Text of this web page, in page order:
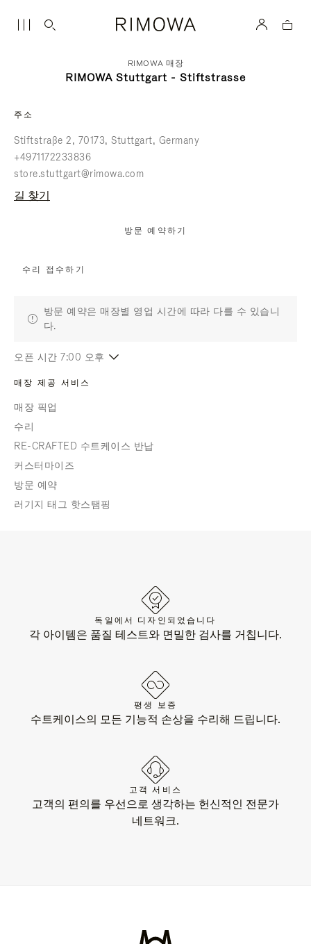
RIMOWA Stuttgart - Stiftstrasse
RIMOWA 매장
주소
Stiftstraße 2 70173 Stuttgart Germany
+4971172233836
store.stuttgart@rimowa.com
길 찾기
방문 예약하기
수리 접수하기
방문 예약은 매장별 영업 시간에 따라 다를 수 있습니
다.
오픈 시간 7:00 오후
매장 제공 서비스
매장 픽업
수리
RE-CRAFTED 수트케이스 반납
커스터마이즈
방문 예약
러기지 태그 핫스탬핑
독일에서 디자인되었습니다
각 아이템은 품질 테스트와 면밀한 검사를 거칩니다.
평생 보증
수트케이스의 모든 기능적 손상을 수리해 드립니다.
고객 서비스
고객의 편의를 우선으로 생각하는 헌신적인 전문가
네트워크.